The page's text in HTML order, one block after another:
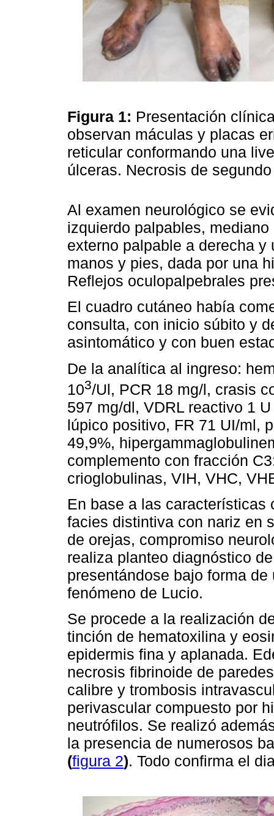
Figura 1: Presentación
observan máculas y placas
reticular conformando una
úlceras. Necrosis de
Al examen neurológico se
izquierdo palpables,
externo palpable a derecha
manos y pies, dada por una
Reflejos oculopalpebrales
El cuadro cutáneo había
consulta, con inicio súbito y
asintomático y con buen
De la analítica al ingreso:
103/Ul, PCR 18 mg/l, crasis
597 mg/dl, VDRL reactivo 1
lúpico positivo, FR 71 UI/ml,
49,9%,
complemento con fracción
crioglobulinas, VIH, VHC,
En base a las
facies distintiva con nariz en
de orejas, compromiso
realiza planteo diagnóstico
presentándose bajo forma
fenómeno de Lucio.
Se procede a la realización
tinción de hematoxilina y
epidermis fina y aplanada.
necrosis fibrinoide de
calibre y trombosis
perivascular compuesto por
neutrófilos. Se realizó
la presencia de numerosos
(figura 2). Todo confirma el